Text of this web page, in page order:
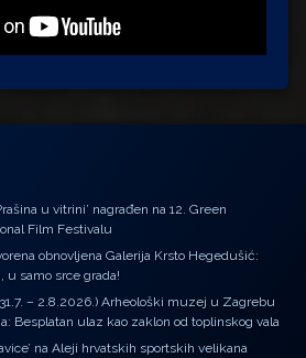
u vitrini’ nagrađen na 12. Green
Film Festivalu
obnovljena Galerija Krsto Hegedušić:
samo srce grada!
– 2.8.2026.) Arheološki muzej u Zagrebu
Besplatan ulaz kao zaklon od toplinskog vala
na Aleji hrvatskih sportskih velikana